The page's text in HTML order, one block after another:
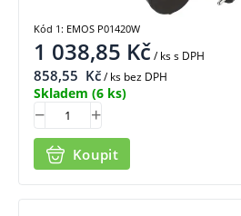
1 038,85 Kč/ kss DPH
858,55 Kč/ ks bez DPH
Skladem (6 ks)
Koupit
Kód 1: EMOS P01420W